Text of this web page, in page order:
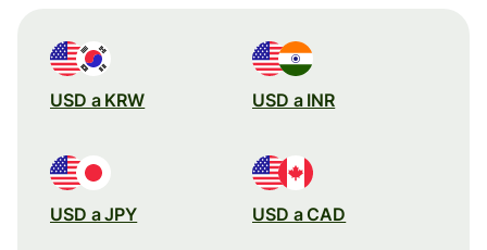
USD a KRW USD a INR
USD a JPY USD a CAD